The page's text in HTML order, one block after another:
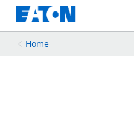
Home